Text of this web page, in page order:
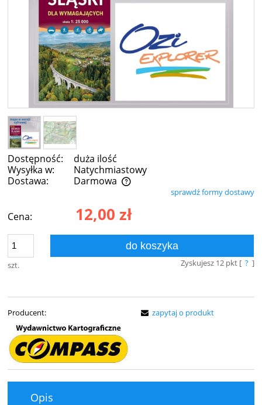
Dostępność:
duża ilość
Wysyłka w:
Natychmiastowy
Dostawa:
Darmowa
Cena nie zawiera ewentualnych kosztów płatnościsprawdź formy dostawy
Cena: 12,00 zł
szt.
do koszyka
Zyskujesz 12pkt [ ? ]
Producent: zapytaj o produkt
Opis